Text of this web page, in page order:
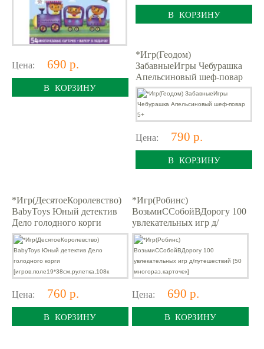
Цена: 690 р.
В КОРЗИНУ
В КОРЗИНУ
*Игр(Геодом)
ЗабавныеИгры Чебурашка
Апельсиновый шеф-повар
5+
Цена: 790 р.
В КОРЗИНУ
*Игр(ДесятоеКоролевство)
BabyToys Юный детектив
Дело голодного корги
[игров.поле19*38см,рулетка
,108к
Цена: 760 р.
В КОРЗИНУ
*Игр(Робинс)
ВозьмиССобойВДорогу 100
увлекательных игр д/
путешествий [50
многораз.карточек]
Цена: 690 р.
В КОРЗИНУ